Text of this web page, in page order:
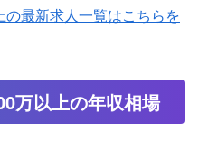
最新求人一覧はこちらを
万以上の年収相場